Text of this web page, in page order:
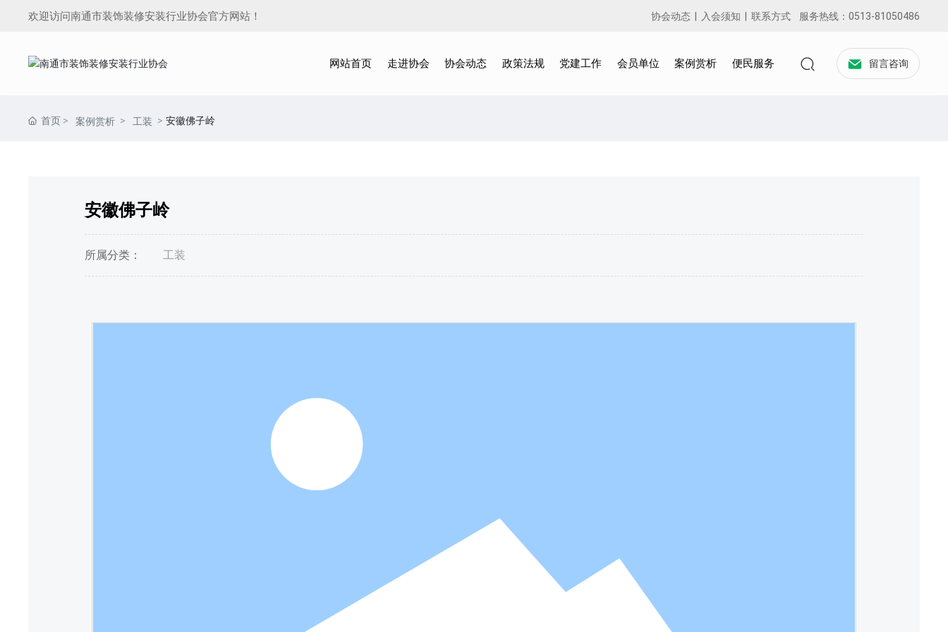
欢迎访问南通市装饰装修安装行业协会官方网站！ 协会动态| 入会须知 | 联系方式服务热线： 0513-81050486
网站首页 走进协会 协会动态 政策法规 党建工作 会员单位 案例赏析 便民服务 留言咨询
首页 案例赏析 工装 安徽佛子岭
安徽佛子岭
所属分类： 工装